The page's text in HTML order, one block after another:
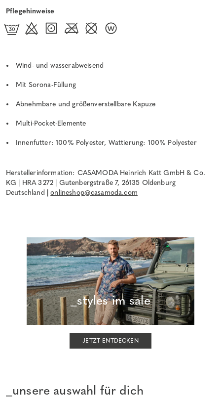
Pflegehinweise
Wind- und wasserabweisend
Mit Sorona-Füllung
Abnehmbare und größenverstellbare Kapuze
Multi-Pocket-Elemente
Innenfutter: 100% Polyester, Wattierung: 100% Polyester
Herstellerinformation: CASAMODA Heinrich Katt GmbH & Co.
KG | HRA 3272 | Gutenbergstraße 7, 26135 Oldenburg
Deutschland |onlineshop@casamoda.com
_styles im sale
JETZT ENTDECKEN
_unsere auswahl für dich